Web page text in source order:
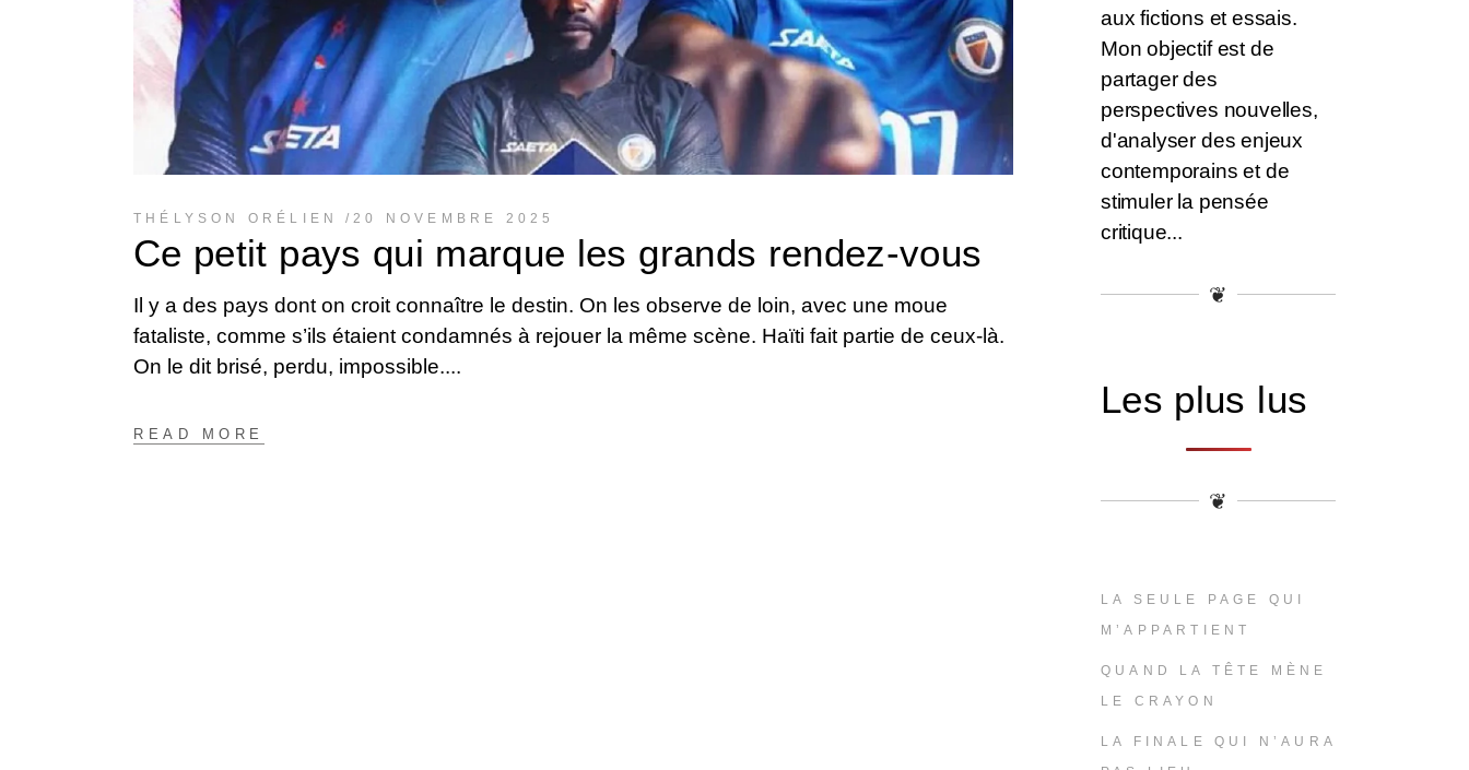
THÉLYSON ORÉLIEN 20 NOVEMBRE 2025
Ce petit pays qui marque les grands rendez-vous
Il y a des pays dont on croit connaître le destin. On les observe de loin, avec une moue
fataliste, comme s’ils étaient condamnés à rejouer la même scène. Haïti fait partie de ceux-là.
On le dit brisé, perdu, impossible.
READ MORE
aux fictions et essais.
Mon objectif est de
partager des
perspectives nouvelles,
d'analyser des enjeux
contemporains et de
stimuler la pensée
critique...
❦
Les plus lus
❦
LA SEULE PAGE QUI
M’APPARTIENT
QUAND LA TÊTE MÈNE
LE CRAYON
LA FINALE QUI N’AURA